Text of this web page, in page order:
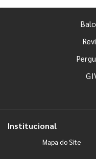
Institucional
Mapa do Site